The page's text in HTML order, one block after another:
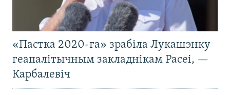
«Пастка 2020-га» зрабіла Лукашэнку
геапалітычным закладнікам Расеі, —
Карбалевіч